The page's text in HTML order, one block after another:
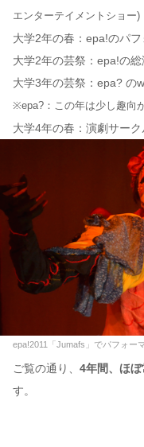
エンターテイメントショー)
大学2年の春：epa!のパ
大学2年の芸祭：epa!の総
大学3年の芸祭：epa? の
※epa?：この年は少し趣向
大学4年の春：演劇サー
epa!2011「Jumafs」でパフォー
ご覧の通り、 4年間、ほ
す。